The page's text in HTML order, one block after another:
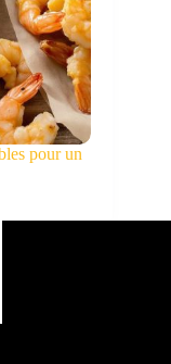
pour un